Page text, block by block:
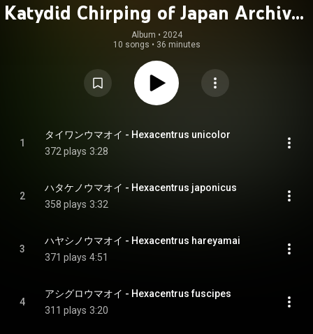
Katydid Chirping of Japan Archives
Vol.4 (Insects Grasshopper Nature
Sounds)
Album • 2024
10 songs • 36 minutes
1
タイワンウマオイ - Hexacentrus unicolor
372 plays 3:28
2
ハタケノウマオイ - Hexacentrus japonicus
358 plays 3:32
3
ハヤシノウマオイ - Hexacentrus hareyamai
371 plays 4:51
4
アシグロウマオイ - Hexacentrus fuscipes
311 plays 3:20